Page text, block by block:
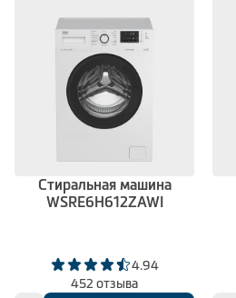
Стиральная машина
WSRE6H612ZAWI
4.94
452 отзыва